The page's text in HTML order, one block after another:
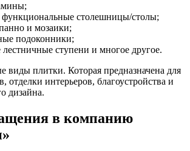
столешницы/столы;
и мозаики;
подоконники;
ступени и многое другое.
виды плитки. Которая предназначена для
отделки интерьеров, благоустройства и
дизайна.
в компанию